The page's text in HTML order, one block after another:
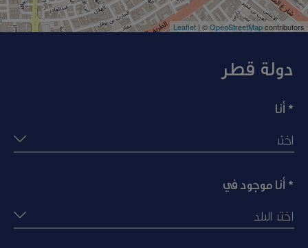
Leaflet | ©OpenStreetMapcontributors
دولة قطر
أنا *
أنا موجود في *